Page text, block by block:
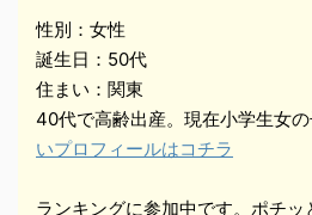
性別：女性
誕生日：50代
住まい：関東
40代で高齢出産。現在小学生女の
いプロフィールはコチラ
ランキングに参加中です。ポチッ